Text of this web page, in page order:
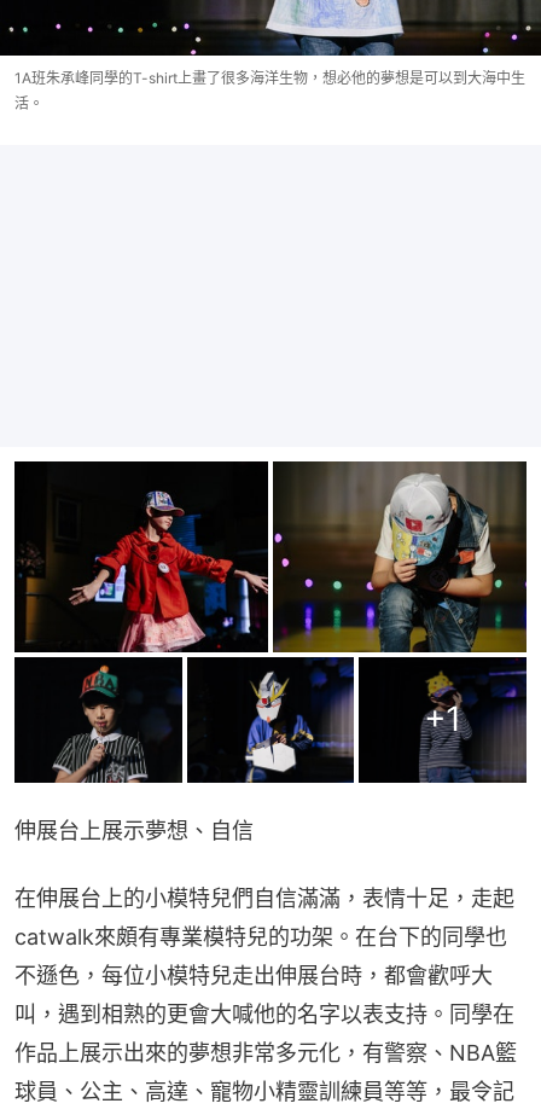
1A班朱承峰同學的T-shirt上畫了很多海洋生物，想必他的夢想是可以到大海中生
活。
+1
伸展台上展示夢想、自信
在伸展台上的小模特兒們自信滿滿，表情十足，走起
catwalk來頗有專業模特兒的功架。在台下的同學也
不遜色，每位小模特兒走出伸展台時，都會歡呼大
叫，遇到相熟的更會大喊他的名字以表支持。同學在
作品上展示出來的夢想非常多元化，有警察、NBA籃
球員、公主、高達、寵物小精靈訓練員等等，最令記